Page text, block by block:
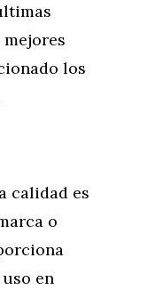
los
calidad es
o
en